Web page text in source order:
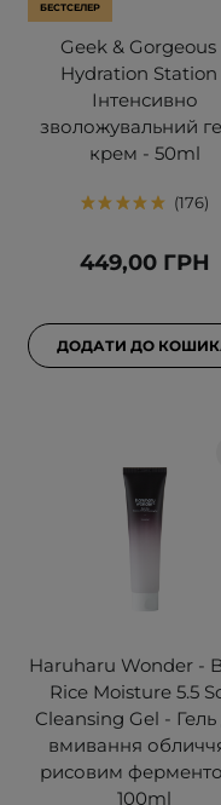
БЕСТСЕЛЕР
Geek & Gorgeous
Hydration Station
Інтенсивно
зволожувальний
крем - 50ml
176
449,00 ГРН
ДОДАТИ ДО
Haruharu Wonder -
Rice Moisture 5.5
Cleansing Gel - Гель
вмивання
рисовим
100ml